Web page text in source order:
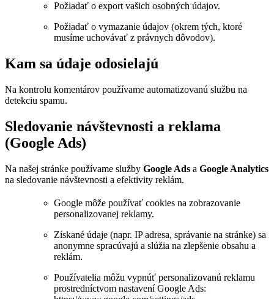
Požiadať o export vašich osobných údajov.
Požiadať o vymazanie údajov (okrem tých, ktoré
musíme uchovávať z právnych dôvodov).
Kam sa údaje odosielajú
Na kontrolu komentárov používame automatizovanú službu na
detekciu spamu.
Sledovanie návštevnosti a reklama
(Google Ads)
Na našej stránke používame služby Google Ads a Google Analytics
na sledovanie návštevnosti a efektivity reklám.
Google môže používať cookies na zobrazovanie
personalizovanej reklamy.
Získané údaje (napr. IP adresa, správanie na stránke) sa
anonymne spracúvajú a slúžia na zlepšenie obsahu a
reklám.
Používatelia môžu vypnúť personalizovanú reklamu
prostredníctvom nastavení Google Ads: